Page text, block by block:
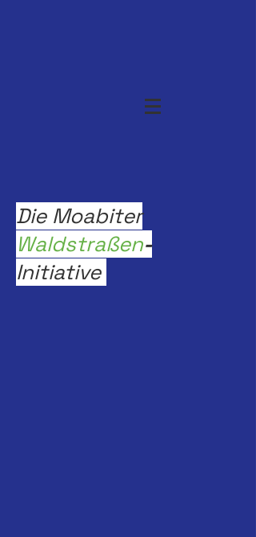
Die Moabiter
Waldstraßen-
Initiative